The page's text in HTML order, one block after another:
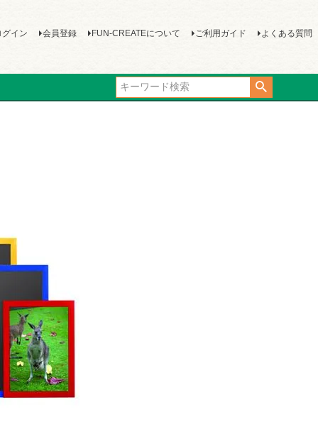
グイン 会員登録 FUN-CREATEについて ご利用ガイド よくある質問